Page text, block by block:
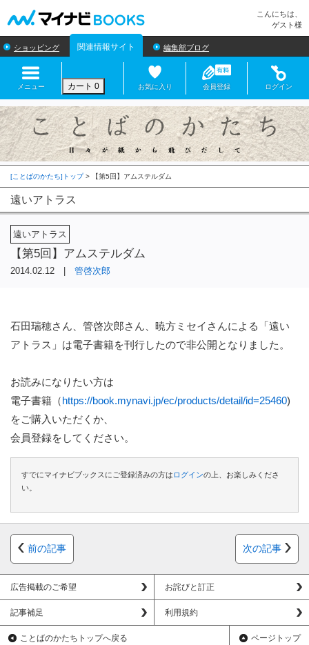
こんにちは、
ゲスト様
ショッピング 関連情報サイト 編集部ブログ
メニュー カート 0 お気に入り 会員登録 ログイン
[ことばのかたち]トップ>
遠いアトラス
遠いアトラス
【第5回】アムステルダム
2014.02.12 | 管啓次郎
石田瑞穂さん、管啓次郎さん、暁方ミセイさんによる「遠い
アトラス」は電子書籍を刊行したので非公開となりました。
お読みになりたい方は
電子書籍（https://book.mynavi.jp/ec/products/detail/id=25460)
をご購入いただくか、
会員登録をしてください。
すでにマイナビブックスにご登録済みの方は ログインの上、お楽しみくださ
い。
前の記事 次の記事
広告掲載のご希望 お詫びと訂正
記事補足 利用規約
ことばのかたちトップへ戻る ページトップ